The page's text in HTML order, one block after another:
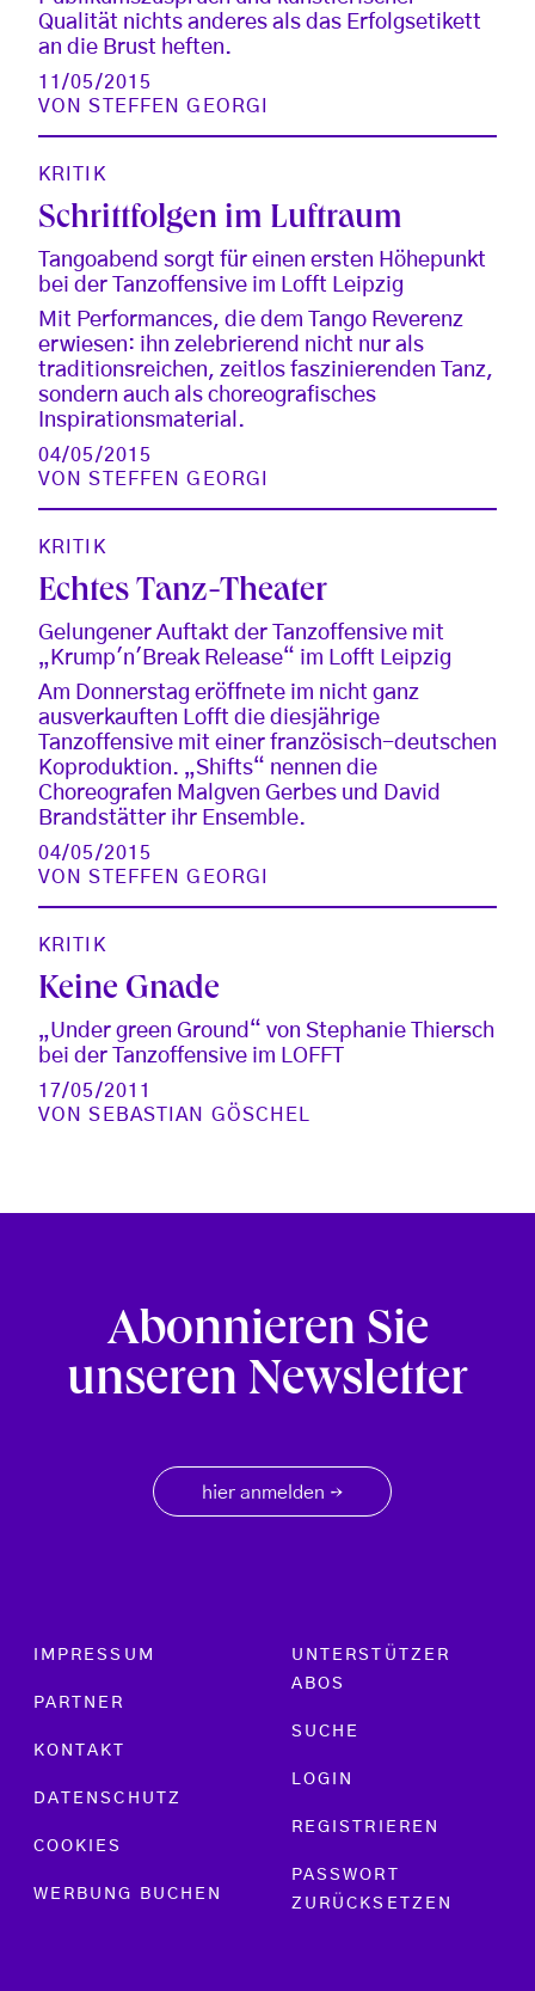
Qualität nichts anderes als das Erfolgsetikett
an die Brust heften.
11/05/2015
VONSTEFFEN GEORGI
KRITIK
Schrittfolgen im Luftraum
Tangoabend sorgt für einen ersten Höhepunkt
bei der Tanzoffensive im Lofft Leipzig
Mit Performances, die dem Tango Reverenz
erwiesen: ihn zelebrierend nicht nur als
traditionsreichen, zeitlos faszinierenden Tanz,
sondern auch als choreografisches
Inspirationsmaterial.
04/05/2015
VONSTEFFEN GEORGI
KRITIK
Echtes Tanz-Theater
Gelungener Auftakt der Tanzoffensive mit
„Krump'n'Break Release“ im Lofft Leipzig
Am Donnerstag eröffnete im nicht ganz
ausverkauften Lofft die diesjährige
Tanzoffensive mit einer französisch-deutschen
Koproduktion. „Shifts“ nennen die
Choreografen Malgven Gerbes und David
Brandstätter ihr Ensemble.
04/05/2015
VONSTEFFEN GEORGI
KRITIK
Keine Gnade
„Under green Ground“ von Stephanie Thiersch
bei der Tanzoffensive im LOFFT
17/05/2011
VONSEBASTIAN GÖSCHEL
Abonnieren Sie
unseren Newsletter
hier anmelden →
Footer menu
IMPRESSUM
PARTNER
KONTAKT
DATENSCHUTZ
COOKIES
WERBUNG BUCHEN
UNTERSTÜTZER
ABOS
SUCHE
LOGIN
REGISTRIEREN
PASSWORT
ZURÜCKSETZEN